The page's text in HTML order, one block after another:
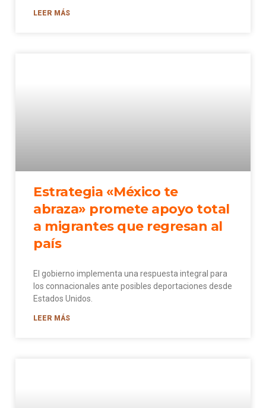
LEER MÁS
Estrategia «México te
abraza» promete apoyo total
a migrantes que regresan al
país
El gobierno implementa una respuesta integral para
los connacionales ante posibles deportaciones desde
Estados Unidos.
LEER MÁS